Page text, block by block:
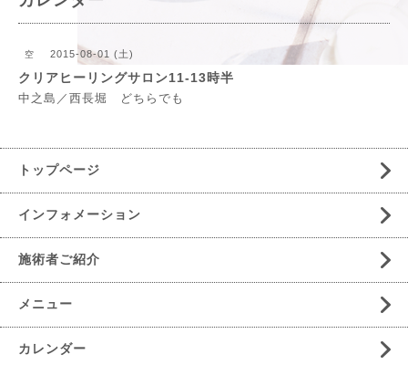
空 2015-08-01 (土)
クリアヒーリングサロン11-13時半
中之島／西長堀 どちらでも
トップページ
インフォメーション
施術者ご紹介
メニュー
カレンダー